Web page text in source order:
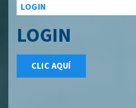
LOGIN
LOGIN
CLIC AQUÍ